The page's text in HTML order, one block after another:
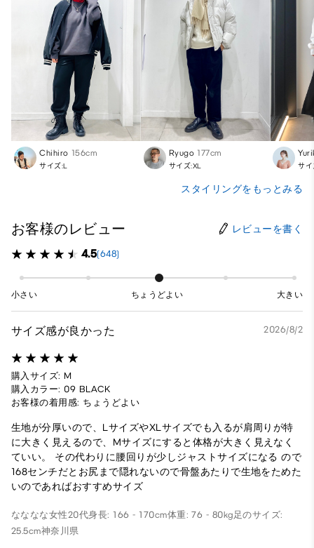
Chihiro 156cm
サイズ:L
Ryugo 177cm
サイズ:XL サイ
スタイリングをもっとみる
お客様のレビュー レビューを書く
4.5(648)
小さい ちょうどよい 大きい
サイズ感が良かった 2026/8/2
購入サイズ: M
購入カラー: 09 BLACK
お客様の着用感: ちょうどよい
生地が分厚いので、LサイズやXLサイズでも入るが肩周りが特
に大きく見えるので、Mサイズにすると体格が大きく見えなく
ていい。 その代わりに腰回りが少しジャストサイズになる ので
168センチだとお尻まで隠れないので骨盤あたりで生地をためた
いのであればおすすめサイズ
なななな女性20代身長: 166 - 170cm体重: 76 - 80kg足のサイズ:
25.5cm神奈川県